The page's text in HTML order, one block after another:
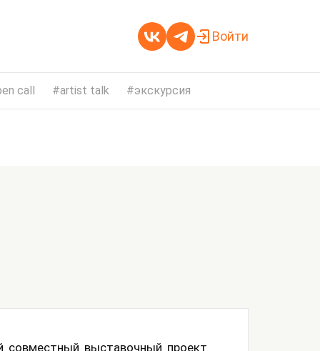
Войти
call artist talk экскурсия
совместный выставочный проект